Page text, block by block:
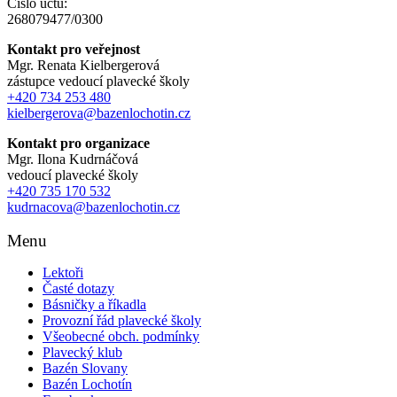
268079477/0300
Kontakt pro veřejnost
Mgr. Renata Kielbergerová
zástupce vedoucí plavecké školy
+420 734 253 480
kielbergerova@bazenlochotin.cz
Kontakt pro organizace
Mgr. Ilona Kudrnáčová
vedoucí plavecké školy
+420 735 170 532
kudrnacova@bazenlochotin.cz
Menu
Lektoři
Časté dotazy
Básničky a říkadla
Provozní řád plavecké školy
Všeobecné obch. podmínky
Plavecký klub
Bazén Slovany
Bazén Lochotín